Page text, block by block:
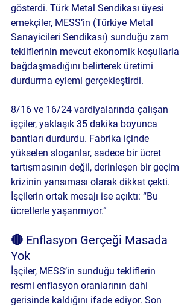
gösterdi. Türk Metal Sendikası üyesi
emekçiler, MESS’in (Türkiye Metal
Sanayicileri Sendikası) sunduğu zam
tekliflerinin mevcut ekonomik koşullarla
bağdaşmadığını belirterek üretimi
durdurma eylemi gerçekleştirdi.
8/16 ve 16/24 vardiyalarında çalışan
işçiler, yaklaşık 35 dakika boyunca
bantları durdurdu. Fabrika içinde
yükselen sloganlar, sadece bir ücret
tartışmasının değil, derinleşen bir geçim
krizinin yansıması olarak dikkat çekti.
İşçilerin ortak mesajı ise açıktı: “Bu
ücretlerle yaşanmıyor.”
🔴 Enflasyon Gerçeği Masada
Yok
İşçiler, MESS’in sunduğu tekliflerin
resmi enflasyon oranlarının dahi
gerisinde kaldığını ifade ediyor. Son